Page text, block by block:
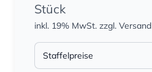
Stück
inkl. 19% MwSt. zzgl. Versand
Staffelpreise